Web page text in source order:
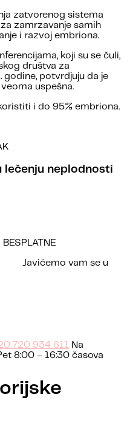
zatvorenog sistema
zamrzavanje samih
i razvoj embriona.
koji su se čuli,
društva za
godine, potvrdjuju da je
uspešna.
i do 95% embriona.
lečenju neplodnosti
Javićemo vam se u
720 934 611 Na
8:00 – 16:30 časova